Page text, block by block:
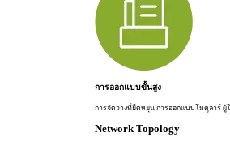
การออกแบบขั้นสูง
การจัดวางที่ยืดหยุ่น การออกแบบโมดูลาร์ ผู้
Network Topology